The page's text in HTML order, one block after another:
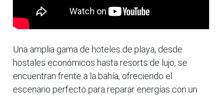
Una amplia gama de hoteles de playa, desde
hostales económicos hasta resorts de lujo, se
encuentran frente a la bahía, ofreciendo el
escenario perfecto para reparar energías con un